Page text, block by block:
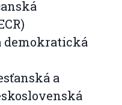
demokratická
a